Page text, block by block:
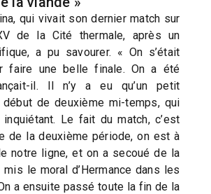
qui vivait son dernier match sur
de la Cité thermale, après un
a pu savourer. « On s’était
faire une belle finale. On a été
il. Il n’y a eu qu’un petit
de deuxième mi-temps, qui
Le fait du match, c’est
de la deuxième période, on est à
notre ligne, et on a secoué de la
mis le moral d’Hermance dans les
a ensuite passé toute la fin de la